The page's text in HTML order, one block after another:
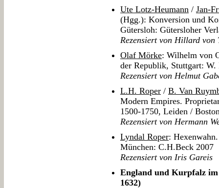
Ute Lotz-Heumann / Jan-
(Hgg.): Konversion und
Gütersloh: Gütersloher
Rezensiert von Hillard von
Olaf Mörke: Wilhelm von
der Republik, Stuttgart:
Rezensiert von Helmut
L.H. Roper / B. Van
Modern Empires.
1500-1750, Leiden /
Rezensiert von Hermann
Lyndal Roper:
München: C.H.Beck 2007
Rezensiert von Iris Gareis
England und Kurpfalz im
1632)